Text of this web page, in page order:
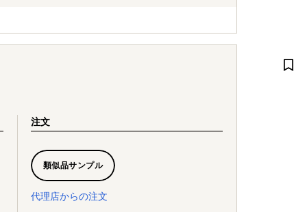
注文
類似品サンプル
代理店からの注文